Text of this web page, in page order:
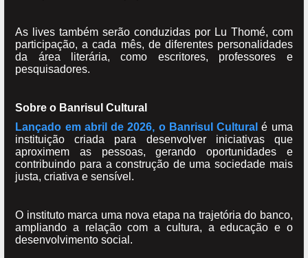
As lives também serão conduzidas por Lu Thomé, com
participação, a cada mês, de diferentes personalidades
da área literária, como escritores, professores e
pesquisadores.
Sobre o Banrisul Cultural
Lançado em abril de 2026, o Banrisul Cultural é uma
instituição criada para desenvolver iniciativas que
aproximem as pessoas, gerando oportunidades e
contribuindo para a construção de uma sociedade mais
justa, criativa e sensível.
O instituto marca uma nova etapa na trajetória do banco,
ampliando a relação com a cultura, a educação e o
desenvolvimento social.